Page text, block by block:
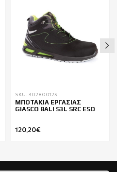
SKU: 302800123
ΜΠΟΤΑΚΙΑ ΕΡΓΑΣΙΑΣ
GIASCO BALI S3L SRC ESD
120,20€